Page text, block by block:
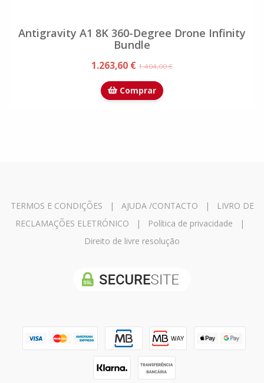
Antigravity A1 8K 360-Degree Drone Infinity
Bundle
1.263,60 € 1.404,00 €
Comprar
TERMOS E CONDIÇÕES | AJUDA /CONTACTO |
LIVRO DE
RECLAMAÇÕES ELETRÓNICO | Política de privacidade |
Direito de livre resolução